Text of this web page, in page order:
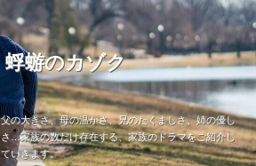
蜉蝣のカゾク
父の大きさ、母の温かさ、兄のたくましさ、姉の優し
さ…家族の数だけ存在する、家族のドラマをご紹介し
ていきます。